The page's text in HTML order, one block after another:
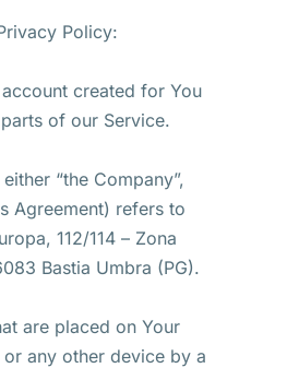
Policy:
created for You
of our Service.
“the Company”,
Agreement) refers to
112/114 – Zona
Bastia Umbra (PG).
are placed on Your
any other device by a